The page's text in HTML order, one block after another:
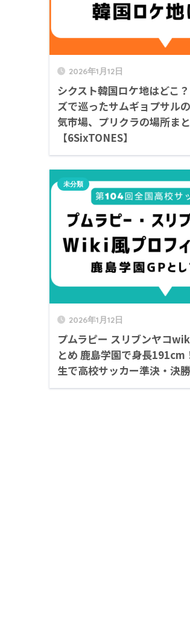
2026年1月12日
シクスト韓国ロケ地はどこ
ズで巡ったサムギョプサル
気市場、プリクラの場所ま
【6SixTONES】
2026年1月12日
プムラピー スリブンヤコ
とめ 鹿島学園で身長191cm
生で高校サッカー準決・決
未分類